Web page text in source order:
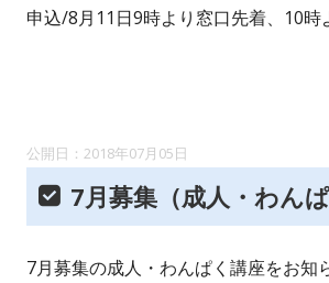
申込/8月11日9時より窓口先着、10時
2018年07月05日
7月募集（成人・わんぱ
7月募集の成人・わんぱく講座をお知